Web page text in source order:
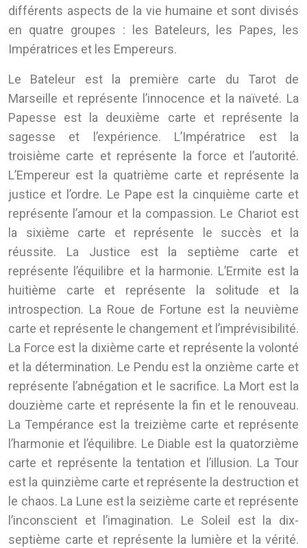
différents aspects de la vie humaine et sont divisés
en quatre groupes : les Bateleurs, les Papes, les
Impératrices et les Empereurs.
Le Bateleur est la première carte du Tarot de
Marseille et représente l’innocence et la naïveté. La
Papesse est la deuxième carte et représente la
sagesse et l’expérience. L’Impératrice est la
troisième carte et représente la force et l’autorité.
L’Empereur est la quatrième carte et représente la
justice et l’ordre. Le Pape est la cinquième carte et
représente l’amour et la compassion. Le Chariot est
la sixième carte et représente le succès et la
réussite. La Justice est la septième carte et
représente l’équilibre et la harmonie. L’Ermite est la
huitième carte et représente la solitude et la
introspection. La Roue de Fortune est la neuvième
carte et représente le changement et l’imprévisibilité.
La Force est la dixième carte et représente la volonté
et la détermination. Le Pendu est la onzième carte et
représente l’abnégation et le sacrifice. La Mort est la
douzième carte et représente la fin et le renouveau.
La Tempérance est la treizième carte et représente
l’harmonie et l’équilibre. Le Diable est la quatorzième
carte et représente la tentation et l’illusion. La Tour
est la quinzième carte et représente la destruction et
le chaos. La Lune est la seizième carte et représente
l’inconscient et l’imagination. Le Soleil est la dix-
septième carte et représente la lumière et la vérité.